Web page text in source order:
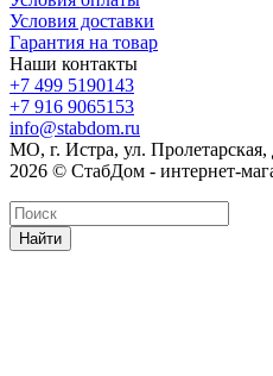
Условия доставки
Гарантия на товар
Наши контакты
+7 499 5190143
+7 916 9065153
info@stabdom.ru
МО, г. Истра, ул. Пролетарская,
2026 © СтабДом - интернет-
Найти